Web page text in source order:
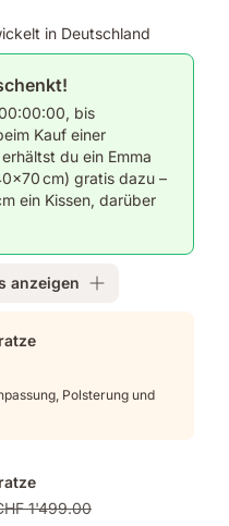
in Deutschland
bis
Kauf einer
du ein Emma
cm) gratis dazu –
ein Kissen, darüber
anzeigen
Polsterung und
1'499.00